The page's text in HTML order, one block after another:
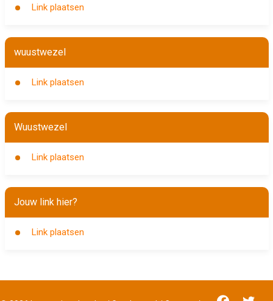
Link plaatsen
wuustwezel
Link plaatsen
Wuustwezel
Link plaatsen
Jouw link hier?
Link plaatsen